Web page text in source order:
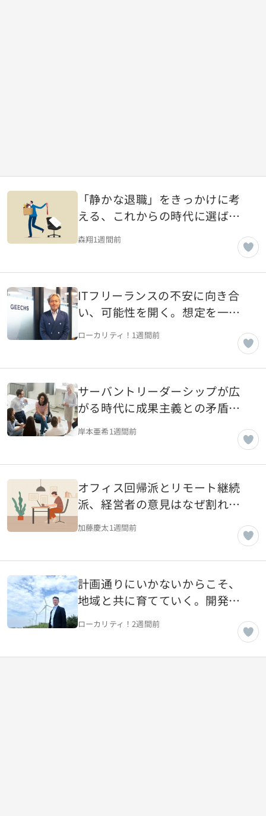
「静かな退職」をきっかけに考
える、これからの時代に選ばれ
る会社と働き方
森翔1週間前
ITフリーランスの不安に向き合
い、可能性を開く。想定を一歩
超える伴走を事業に変えてきた
ローカリティ！ 1週間前
サーバントリーダーシップが広
がる時代に成果主義との矛盾を
考える
岸本亜希1週間前
オフィス回帰派とリモート継続
派、経営者の意見はなぜ割れる
のか
加藤慶太1週間前
計画通りにいかないからこそ、
地域と共に育てていく。開発
屋・修理屋から、エネルギーを
支えるインフラ企業へ【東京都
ローカリティ！2週間前